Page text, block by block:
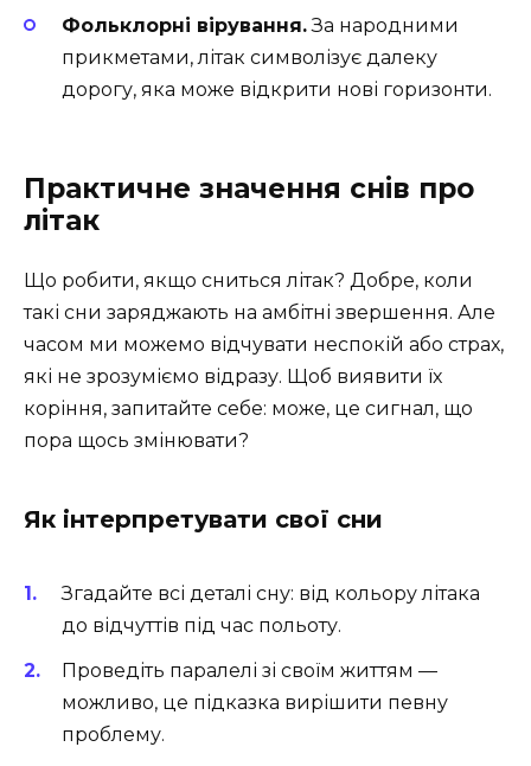
Фольклорні вірування.За народними
прикметами, літак символізує далеку
дорогу, яка може відкрити нові горизонти.
Практичне значення снів про
літак
Що робити, якщо сниться літак? Добре, коли
такі сни заряджають на амбітні звершення. Але
часом ми можемо відчувати неспокій або страх,
які не зрозуміємо відразу. Щоб виявити їх
коріння, запитайте себе: може, це сигнал, що
пора щось змінювати?
Як інтерпретувати свої сни
Згадайте всі деталі сну: від кольору літака
до відчуттів під час польоту.
Проведіть паралелі зі своїм життям —
можливо, це підказка вирішити певну
проблему.